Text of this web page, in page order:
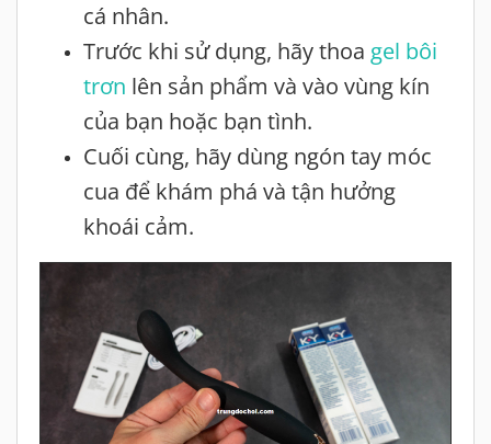
cá nhân.
Trước khi sử dụng, hãy thoa gel bôi
trơn lên sản phẩm và vào vùng kín
của bạn hoặc bạn tình.
Cuối cùng, hãy dùng ngón tay móc
cua để khám phá và tận hưởng
khoái cảm.